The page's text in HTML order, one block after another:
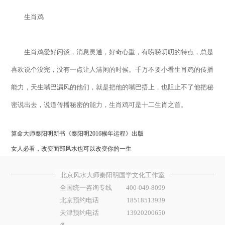
生肖鸡
生肖鸡爱好闲谈，消息灵通，好奇心重，有唠唠叨叨的特点，总是
喜欢说个没完，没有一点让人清闲的时候。千万不要小看生肖鸡的传播
能力，天生嘴巴漏风的他们，就是把他的嘴巴捂上，也阻止不了他把秘
密说出去，说道传播秘密的能力，生肖鸡可是十二生肖之首。
算命大师秦阳明新书《秦阳明2016猴年运程》出版
女人必看，改变面部风水也可以改变你的一生
北京风水大师秦阳明国学文化工作室
全国统一咨询专线
400-049-8099
北京预约电话
18518513939
天津预约电话
13920200650